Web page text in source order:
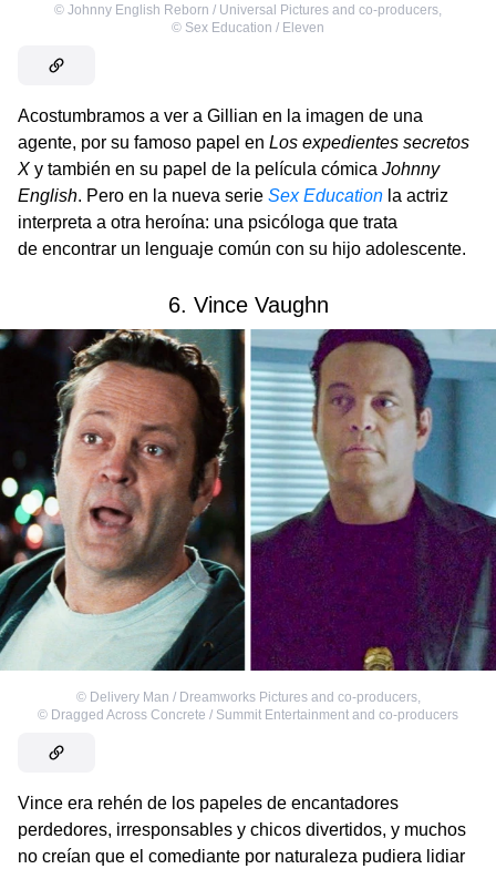
© Johnny English Reborn / Universal Pictures and co-producers,
© Sex Education / Eleven
Acostumbramos a ver a Gillian en la imagen de una
agente, por su famoso papel en Los expedientes secretos
X y también en su papel de la película cómica Johnny
English. Pero en la nueva serie Sex Education la actriz
interpreta a otra heroína: una psicóloga que trata
de encontrar un lenguaje común con su hijo adolescente.
6. Vince Vaughn
© Delivery Man / Dreamworks Pictures and co-producers,
© Dragged Across Concrete / Summit Entertainment and co-producers
Vince era rehén de los papeles de encantadores
perdedores, irresponsables y chicos divertidos, y muchos
no creían que el comediante por naturaleza pudiera lidiar